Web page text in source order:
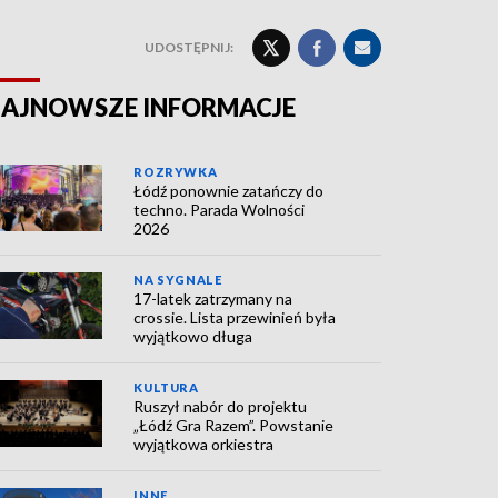
UDOSTĘPNIJ:
INFORMACJE
ROZRYWKA
Łódź ponownie zatańczy do
techno. Parada Wolności
2026
NA SYGNALE
17-latek zatrzymany na
crossie. Lista przewinień była
wyjątkowo długa
KULTURA
Ruszył nabór do projektu
„Łódź Gra Razem”. Powstanie
wyjątkowa orkiestra